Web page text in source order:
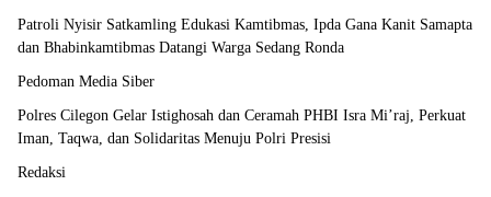
Patroli Nyisir Satkamling Edukasi Kamtibmas, Ipda Gana Kanit Samapta
dan Bhabinkamtibmas Datangi Warga Sedang Ronda
Pedoman Media Siber
Polres Cilegon Gelar Istighosah dan Ceramah PHBI Isra Mi’raj, Perkuat
Iman, Taqwa, dan Solidaritas Menuju Polri Presisi
Redaksi